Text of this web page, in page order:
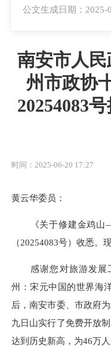
公文生成日期：2025-
南安市人
州市政协
20254083
时间：2025-06-20 17:27
黄云华委员：
《关于修建金鸡山—
（20254083号）收悉。
感谢您对旅游发展
州：宋元中国的世界海
后，南安市委、市政府
九日山实行了免费开放
达到历史新高，为46万人